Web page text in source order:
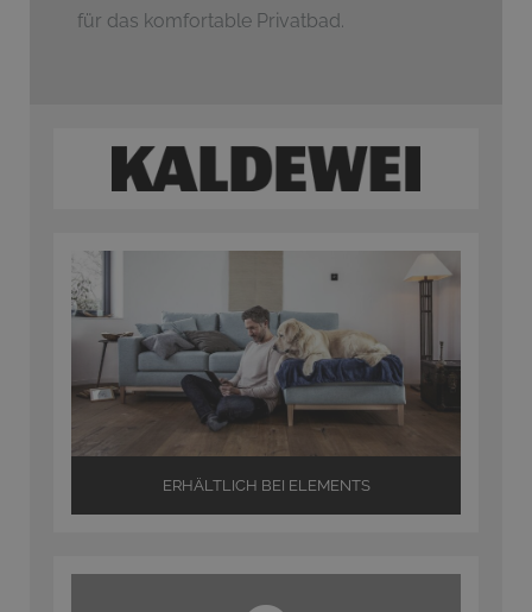
für das komfortable Privatbad.
ERHÄLTLICH BEI ELEMENTS